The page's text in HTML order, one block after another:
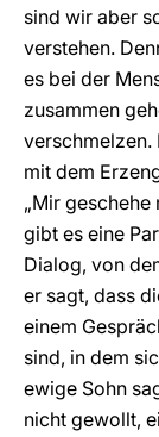
sind wir aber
verstehen.
es bei der
zusammen
verschmelzen.
mit dem
„Mir geschehe
gibt es eine
Dialog, von
er sagt, dass
einem
sind, in dem
ewige Sohn
nicht gewollt,